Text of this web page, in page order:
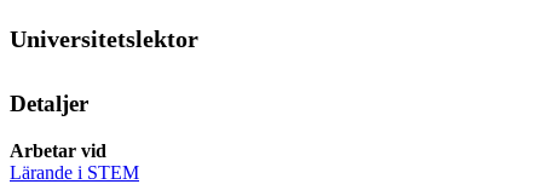
Universitetslektor
Detaljer
Arbetar vid
Lärande i STEM